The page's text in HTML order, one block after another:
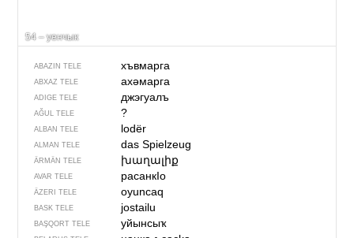
54 – уенчык
ABAZIN TELE хъвмарга
ABXAZ TELE ахәмарга
ADIGE TELE джэгуалъ
AĞUL TELE ?
ALBAN TELE lodër
ALMAN TELE das Spielzeug
ÄRMÄN TELE խաղալիք
AVAR TELE расанкIо
ÄZERI TELE oyuncaq
BASK TELE jostailu
BAŞQORT TELE уйынсыҡ